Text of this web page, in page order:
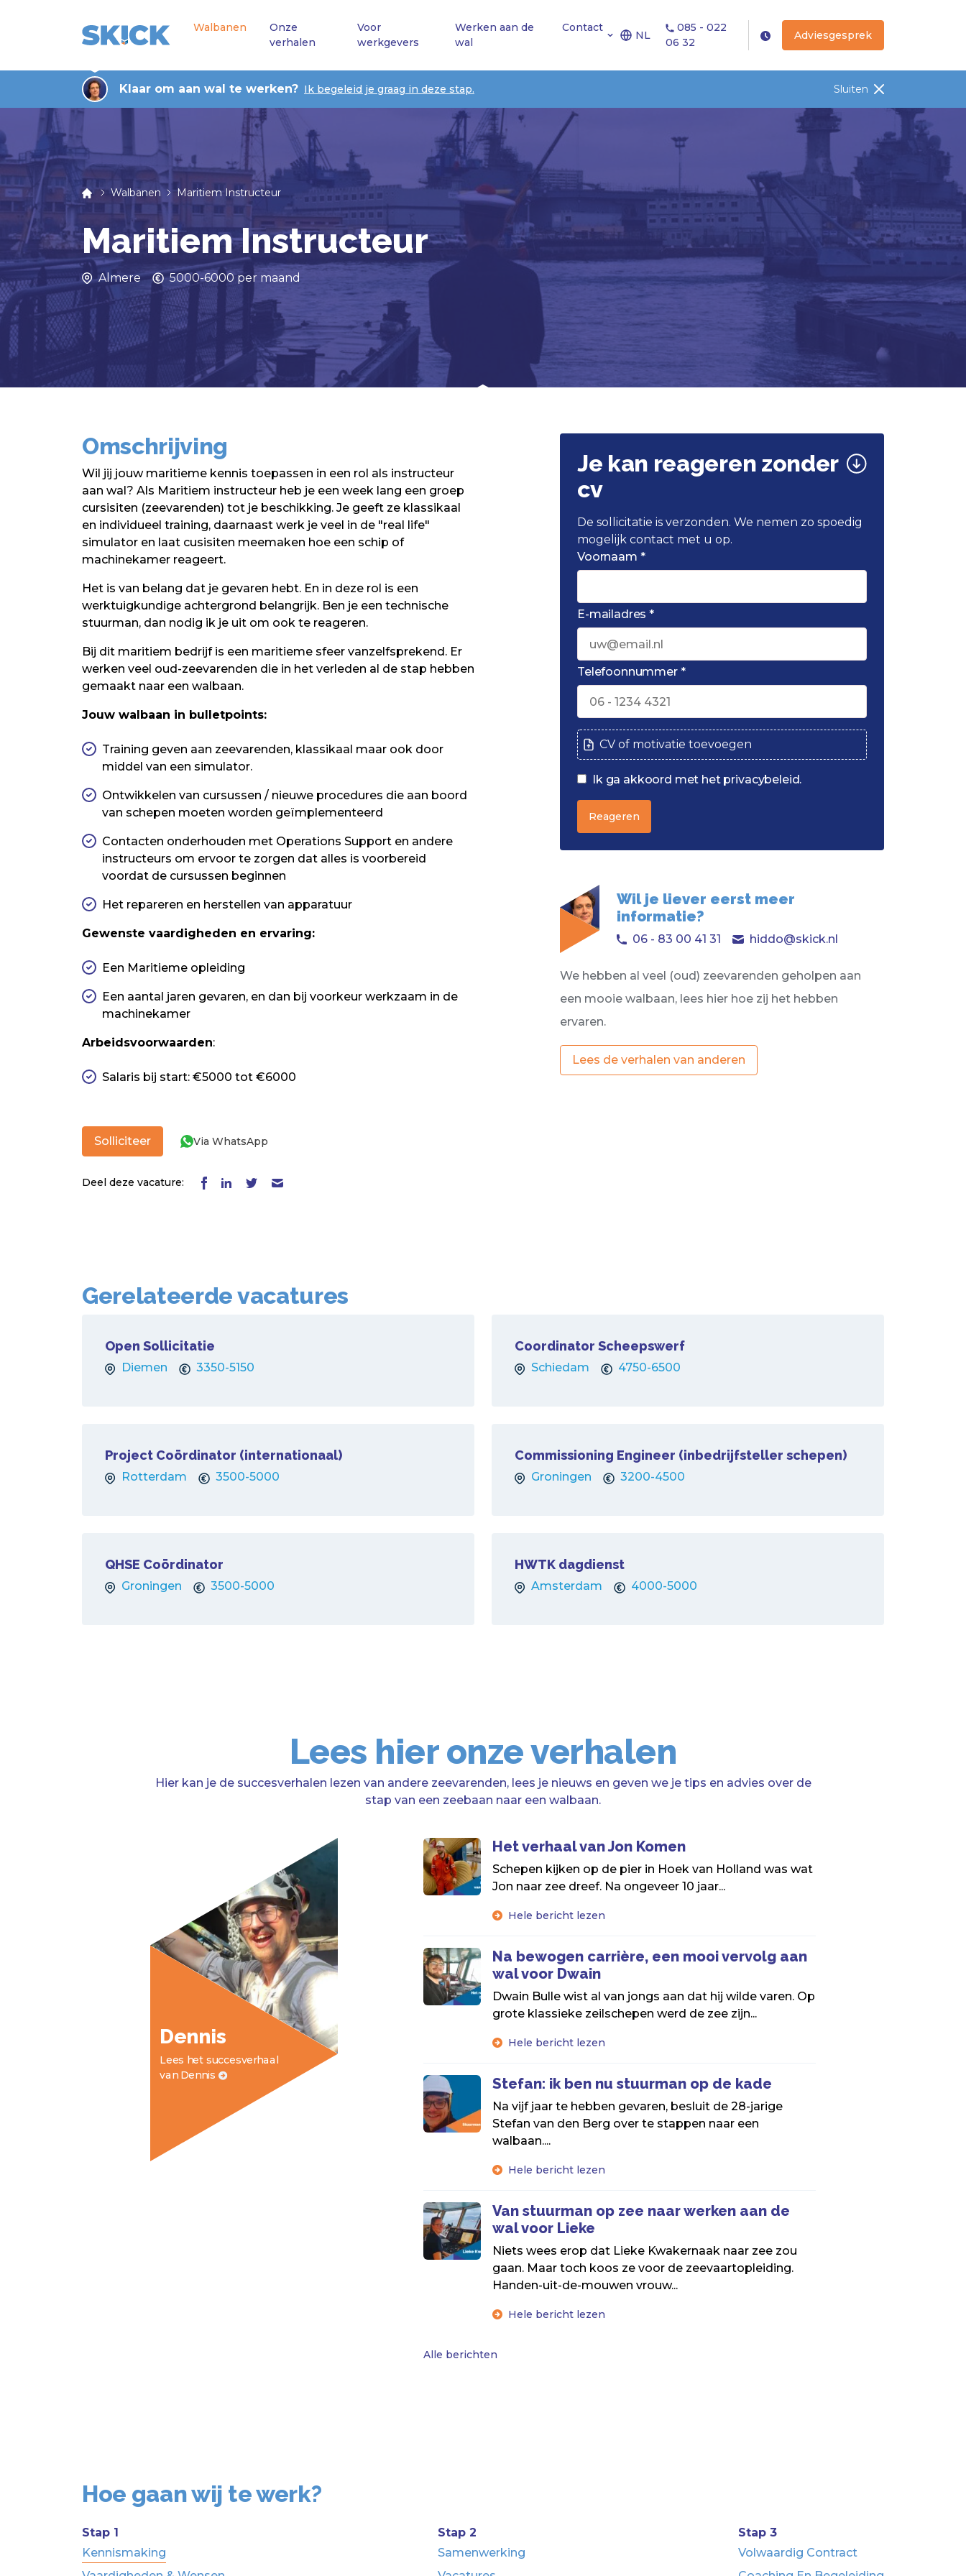
Walbanen
Onze
verhalen
Voor
werkgevers
Werken aan de
wal
Contact
NL
085 - 022
06 32
Adviesgesprek
Klaar om aan wal te werken? Ik begeleid je graag in deze stap. Sluiten
Walbanen Maritiem Instructeur
Maritiem Instructeur
Almere 5000-6000 per maand
Omschrijving
Wil jij jouw maritieme kennis toepassen in een rol als instructeur
aan wal? Als Maritiem instructeur heb je een week lang een groep
cursisiten (zeevarenden) tot je beschikking. Je geeft ze klassikaal
en individueel training, daarnaast werk je veel in de "real life"
simulator en laat cusisiten meemaken hoe een schip of
machinekamer reageert.
Het is van belang dat je gevaren hebt. En in deze rol is een
werktuigkundige achtergrond belangrijk. Ben je een technische
stuurman, dan nodig ik je uit om ook te reageren.
Bij dit maritiem bedrijf is een maritieme sfeer vanzelfsprekend. Er
werken veel oud-zeevarenden die in het verleden al de stap hebben
gemaakt naar een walbaan.
Jouw walbaan in bulletpoints:
Training geven aan zeevarenden, klassikaal maar ook door
middel van een simulator.
Ontwikkelen van cursussen / nieuwe procedures die aan boord
van schepen moeten worden geïmplementeerd
Contacten onderhouden met Operations Support en andere
instructeurs om ervoor te zorgen dat alles is voorbereid
voordat de cursussen beginnen
Het repareren en herstellen van apparatuur
Gewenste vaardigheden en ervaring:
Een Maritieme opleiding
Een aantal jaren gevaren, en dan bij voorkeur werkzaam in de
machinekamer
Arbeidsvoorwaarden:
Salaris bij start: €5000 tot €6000
Solliciteer Via WhatsApp
Deel deze vacature:
Je kan reageren zonder
cv
De sollicitatie is verzonden. We nemen zo spoedig
mogelijk contact met u op.
Voornaam *
E-mailadres *
Telefoonnummer *
CV of motivatie toevoegen
Ik ga akkoord met het privacybeleid.
Reageren
Wil je liever eerst meer
informatie?
06 - 83 00 41 31 hiddo@skick.nl
We hebben al veel (oud) zeevarenden geholpen aan
een mooie walbaan, lees hier hoe zij het hebben
ervaren.
Lees de verhalen van anderen
Gerelateerde vacatures
Open Sollicitatie
Diemen 3350-5150
Coordinator Scheepswerf
Schiedam 4750-6500
Project Coördinator (internationaal)
Rotterdam 3500-5000
Commissioning Engineer (inbedrijfsteller schepen)
Groningen 3200-4500
QHSE Coördinator
Groningen 3500-5000
HWTK dagdienst
Amsterdam 4000-5000
Lees hier onze verhalen
Hier kan je de succesverhalen lezen van andere zeevarenden, lees je nieuws en geven we je tips en advies over de
stap van een zeebaan naar een walbaan.
Dennis
Lees het succesverhaal
van Dennis
Het verhaal van Jon Komen
Schepen kijken op de pier in Hoek van Holland was wat
Jon naar zee dreef. Na ongeveer 10 jaar...
Hele bericht lezen
Na bewogen carrière, een mooi vervolg aan
wal voor Dwain
Dwain Bulle wist al van jongs aan dat hij wilde varen. Op
grote klassieke zeilschepen werd de zee zijn...
Hele bericht lezen
Stefan: ik ben nu stuurman op de kade
Na vijf jaar te hebben gevaren, besluit de 28-jarige
Stefan van den Berg over te stappen naar een
walbaan....
Hele bericht lezen
Van stuurman op zee naar werken aan de
wal voor Lieke
Niets wees erop dat Lieke Kwakernaak naar zee zou
gaan. Maar toch koos ze voor de zeevaartopleiding.
Handen-uit-de-mouwen vrouw...
Hele bericht lezen
Alle berichten
Hoe gaan wij te werk?
Stap 1
Kennismaking
Stap 2
Samenwerking
Stap 3
Volwaardig Contract